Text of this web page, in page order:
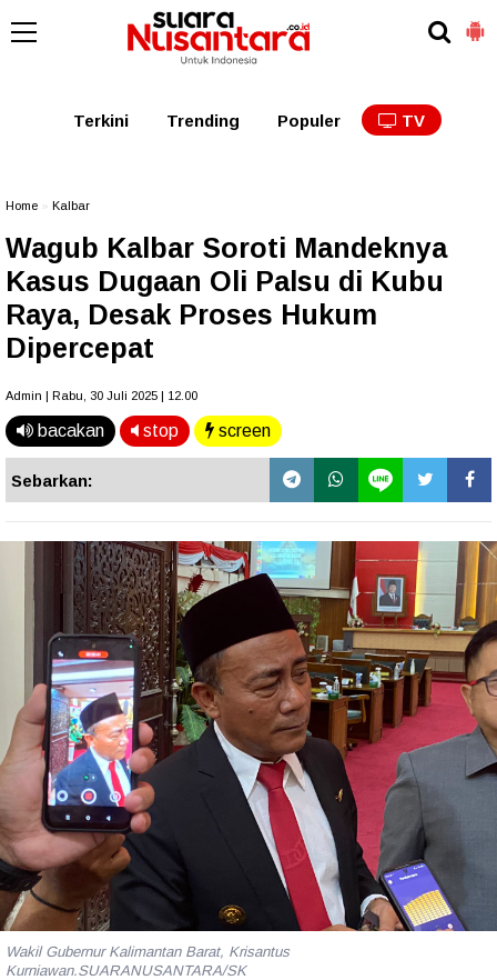
Kalbar Kalteng
Terkini Trending Populer TV
Home Kalbar
Wagub Kalbar Soroti Mandeknya
Kasus Dugaan Oli Palsu di Kubu
Raya, Desak Proses Hukum
Dipercepat
Admin | Rabu, 30 Juli 2025 | 12.00
bacakan stop screen
Sebarkan:
Wakil Gubernur Kalimantan Barat, Krisantus
Kurniawan.SUARANUSANTARA/SK